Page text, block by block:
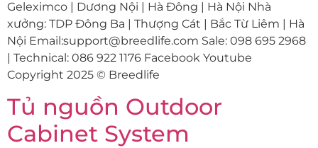
Geleximco | Dương Nội | Hà Đông | Hà Nội Nhà
xưởng: TDP Đông Ba | Thượng Cát | Bắc Từ Liêm | Hà
Nội Email:support@breedlife.com Sale: 098 695 2968
| Technical: 086 922 1176 Facebook Youtube
Copyright 2025 © Breedlife
Tủ nguồn Outdoor
Cabinet System